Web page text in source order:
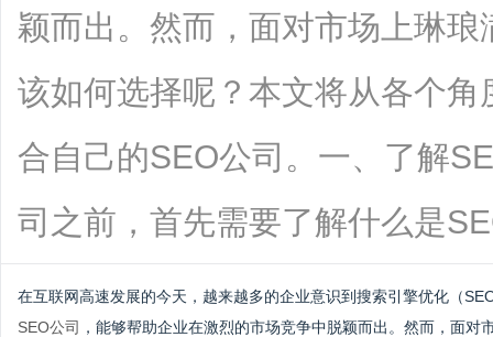
颖而出。然而，面对市场上琳
该如何选择呢？本文将从各个
合自己的SEO公司。一、了解
司之前，首先需要了解什么是
在互联网高速发展的今天，越来越多的企业意识到搜索引擎优化（
SEO公司 ，能够帮助企业在激烈的市场竞争中脱颖而出。然而，面